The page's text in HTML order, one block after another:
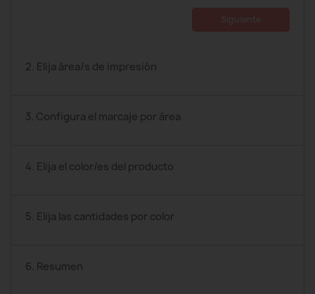
2. Elija área/s de impresión
3. Configura el marcaje por área
4. Elija el color/es del producto
5. Elija las cantidades por color
6. Resumen